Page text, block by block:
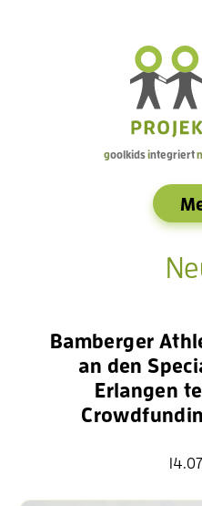
goolkidsintegriertn
Bamberger
an den
Erlangen